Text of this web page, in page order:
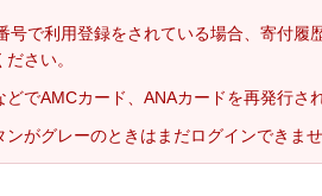
号で利用登録をされている場合、寄付
さい。
どでAMCカード、ANAカードを再発行さ
ンがグレーのときはまだログインできま